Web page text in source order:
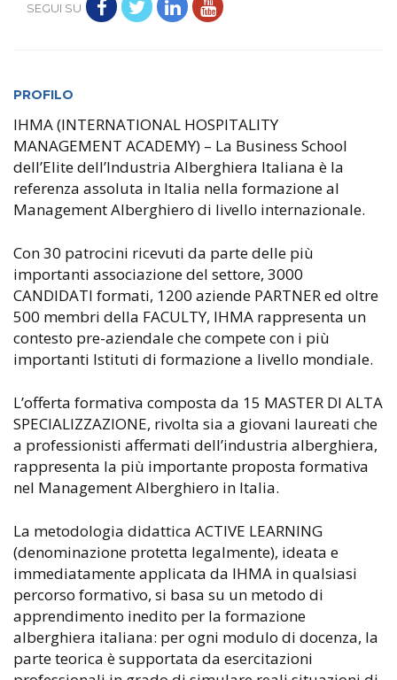
SEGUI SU
PROFILO
IHMA (INTERNATIONAL HOSPITALITY
MANAGEMENT ACADEMY) – La Business School
dell’Elite dell’Industria Alberghiera Italiana è la
referenza assoluta in Italia nella formazione al
Management Alberghiero di livello internazionale.
Con 30 patrocini ricevuti da parte delle più
importanti associazione del settore, 3000
CANDIDATI formati, 1200 aziende PARTNER ed oltre
500 membri della FACULTY, IHMA rappresenta un
contesto pre-aziendale che compete con i più
importanti Istituti di formazione a livello mondiale.
L’offerta formativa composta da 15 MASTER DI ALTA
SPECIALIZZAZIONE, rivolta sia a giovani laureati che
a professionisti affermati dell’industria alberghiera,
rappresenta la più importante proposta formativa
nel Management Alberghiero in Italia.
La metodologia didattica ACTIVE LEARNING
(denominazione protetta legalmente), ideata e
immediatamente applicata da IHMA in qualsiasi
percorso formativo, si basa su un metodo di
apprendimento inedito per la formazione
alberghiera italiana: per ogni modulo di docenza, la
parte teorica è supportata da esercitazioni